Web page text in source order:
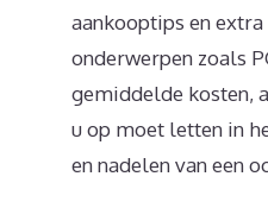
aankooptips en
onderwerpen zoals
gemiddelde kosten,
u op moet letten in
en nadelen van een